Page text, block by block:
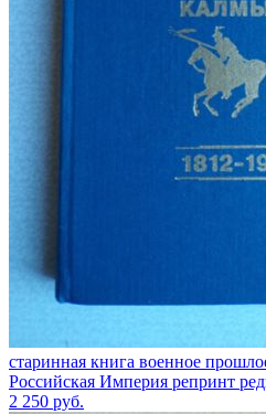
старинная книга военное
Российская Империя репринт
2 250 руб.